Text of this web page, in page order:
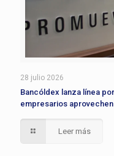
28 julio 2026
Bancóldex lanza línea
empresarios
Leer más